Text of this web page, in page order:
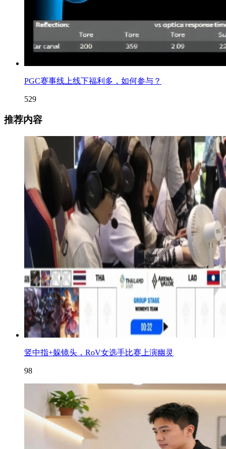
PGC赛事线上线下福利多，如何参与？
529
推荐内容
竖中指+躲镜头，RoV女选手比赛上演幽灵
98